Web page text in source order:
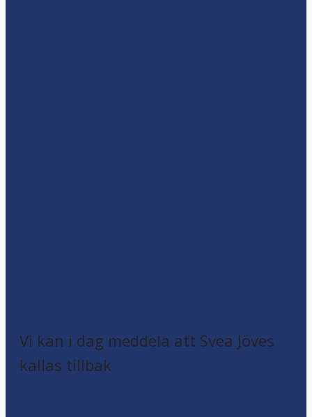
Vi kan i dag meddela att Svea Jöves
kallas tillbak